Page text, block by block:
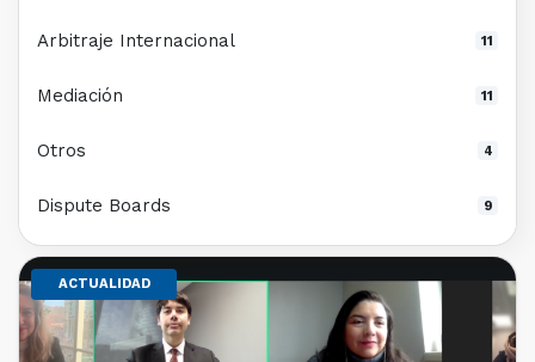
ACTUALIDAD
Arbitraje Internacional 11
Mediación 11
Otros 4
Dispute Boards 9